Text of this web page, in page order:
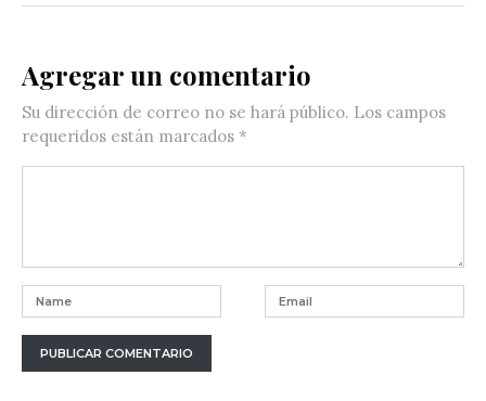
Agregar un comentario
Su dirección de correo no se hará público. Los campos
requeridos están marcados *